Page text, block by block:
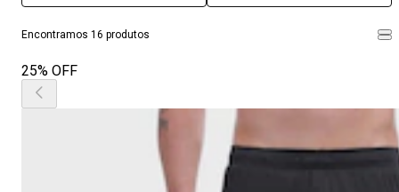
Encontramos 16 produtos
25% OFF